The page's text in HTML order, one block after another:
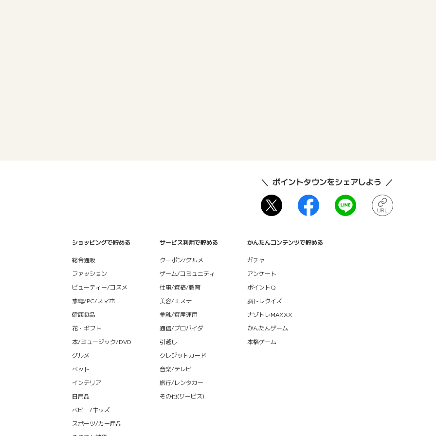
ポイントタウンをシェアしよう
ショッピングで貯める
総合通販
ファッション
ビューティー/コスメ
家電/PC/スマホ
健康食品
花・ギフト
本/ミュージック/DVD
グルメ
ペット
インテリア
日用品
ベビー/キッズ
スポーツ/カー用品
サービス利用で貯める
クーポン/グルメ
ゲーム/コミュニティ
仕事/資格/教育
美容/エステ
金融/資産運用
通信/プロバイダ
引越し
クレジットカード
音楽/テレビ
旅行/レンタカー
その他(サービス)
かんたんコンテンツで貯める
ガチャ
アンケート
ポイントQ
脳トレクイズ
ナゾトレMAXXX
かんたんゲーム
本格ゲーム